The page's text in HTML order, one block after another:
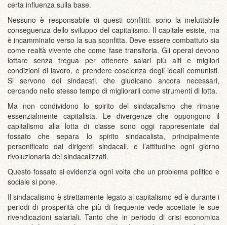
certa influenza sulla base.
Nessuno è responsabile di questi conflitti: sono la ineluttabile
conseguenza dello sviluppo del capitalismo. Il capitale esiste, ma
è incamminato verso la sua sconfitta. Deve essere combattuto sia
come realtà vivente che come fase transitoria. Gli operai devono
lottare senza tregua per ottenere salari più alti e migliori
condizioni di lavoro, e prendere coscienza degli ideali comunisti.
Si servono dei sindacati, che giudicano ancora necessari,
cercando nello stesso tempo di migliorarli come strumenti di lotta.
Ma non condividono lo spirito del sindacalismo che rimane
essenzialmente capitalista. Le divergenze che oppongono il
capitalismo alla lotta di classe sono oggi rappresentate dal
fossato che separa lo spirito sindacalista, principalmente
personificato dai dirigenti sindacali, e l’attitudine ogni giorno
rivoluzionaria dei sindacalizzati.
Questo fossato si evidenzia ogni volta che un problema politico e
sociale si pone.
Il sindacalismo è strettamente legato al capitalismo ed è durante i
periodi di prosperità che più di frequente vede accettate le sue
rivendicazioni salariali. Tanto che in periodo di crisi economica